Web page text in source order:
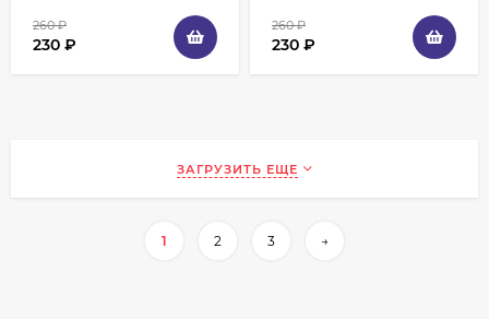
260₽
230 ₽
260₽
230 ₽
ЗАГРУЗИТЬ ЕЩЕ
1 2 3 →